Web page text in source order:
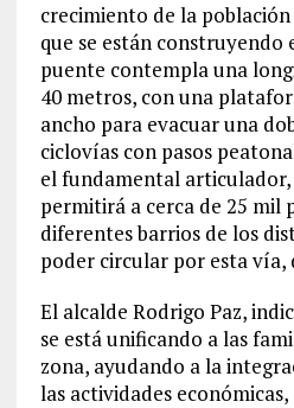
crecimiento de la
que se están construyendo
puente contempla una
40 metros, con una
ancho para evacuar una
ciclovías con pasos
el fundamental
permitirá a cerca de 25 mil
diferentes barrios de los
poder circular por esta vía,
El alcalde Rodrigo Paz,
se está unificando a las
zona, ayudando a la
las actividades